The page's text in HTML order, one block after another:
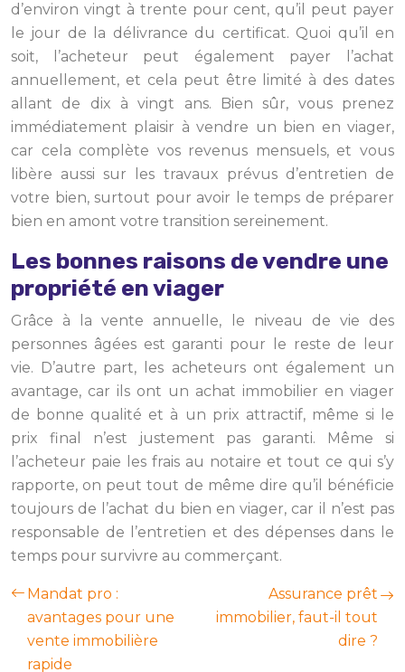
d’environ vingt à trente pour cent, qu’il peut payer
le jour de la délivrance du certificat. Quoi qu’il en
soit, l’acheteur peut également payer l’achat
annuellement, et cela peut être limité à des dates
allant de dix à vingt ans. Bien sûr, vous prenez
immédiatement plaisir à vendre un bien en viager,
car cela complète vos revenus mensuels, et vous
libère aussi sur les travaux prévus d’entretien de
votre bien, surtout pour avoir le temps de préparer
bien en amont votre transition sereinement.
Les bonnes raisons de vendre une
propriété en viager
Grâce à la vente annuelle, le niveau de vie des
personnes âgées est garanti pour le reste de leur
vie. D’autre part, les acheteurs ont également un
avantage, car ils ont un achat immobilier en viager
de bonne qualité et à un prix attractif, même si le
prix final n’est justement pas garanti. Même si
l’acheteur paie les frais au notaire et tout ce qui s’y
rapporte, on peut tout de même dire qu’il bénéficie
toujours de l’achat du bien en viager, car il n’est pas
responsable de l’entretien et des dépenses dans le
temps pour survivre au commerçant.
Mandat pro :
avantages pour une
vente immobilière
rapide
Assurance prêt
immobilier, faut-il tout
dire ?